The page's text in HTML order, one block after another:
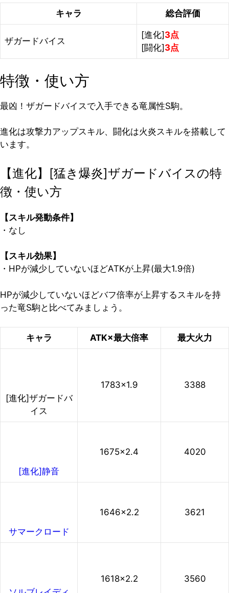
キャラ 総合評価
ザガードバイス
[進化] 3点
[闘化] 3点
特徴・使い方
最凶！ザガードバイスで入手できる竜属性S駒。
進化は攻撃力アップスキル、闘化は火炎スキルを搭載して
います。
【進化】[猛き爆炎]ザガードバイスの特
徴・使い方
【スキル発動条件】
・なし
【スキル効果】
・HPが減少していないほどATKが上昇(最大1.9倍)
HPが減少していないほどバフ倍率が上昇するスキルを持
った竜S駒と比べてみましょう。
キャラ ATK×最大倍率 最大火力
[進化]ザガードバ
イス
1783×1.9 3388
[進化]静音
1675×2.4 4020
サマークロード
1646×2.2 3621
1618×2.2 3560